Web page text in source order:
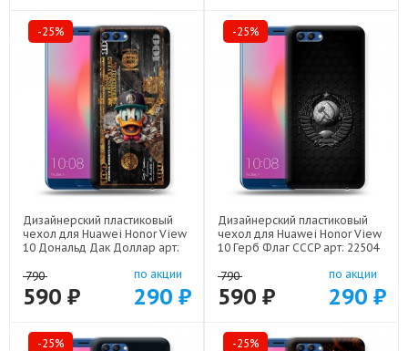
-25%
Дизайнерский пластиковый
чехол для Huawei Honor View
10 Дональд Дак Доллар арт:
790
590 ₽
по акции
290 ₽
-25%
Дизайнерский пластиковый
чехол для Huawei Honor View
10 Герб Флаг СССР арт: 22504
790
590 ₽
по акции
290 ₽
-25% -25%